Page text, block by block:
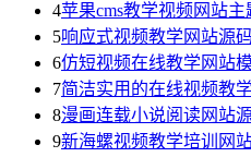
4苹果cms教学视频网站
5响应式视频教学网站源
6仿短视频在线教学网站
7简洁实用的在线视频教
8漫画连载小说阅读网站
9新海螺视频教学培训网